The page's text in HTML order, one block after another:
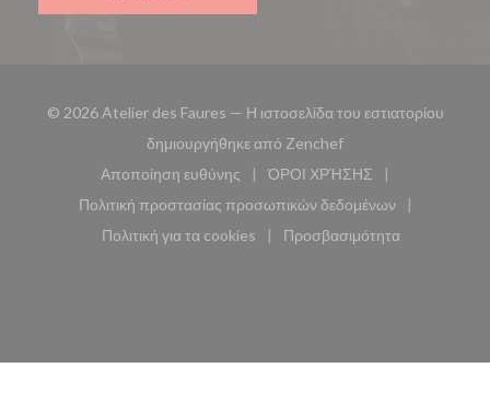
© 2026 Atelier des Faures — Η ιστοσελίδα του εστιατορίου
δημιουργήθηκε από Zenchef((ανοίγει σε νέο
Αποποίηση ευθύνης
((ανοίγει σε νέο παράθυρο))
ΌΡΟΙ ΧΡΉΣΗΣ
((ανοίγει σε νέο
Πολιτική προστασίας προσωπικών δεδομένων
((ανοίγει σε νέο παράθυρο))
Πολιτική για τα cookies
((ανοίγει σε νέο παράθυρο))
Προσβασιμότητα
((ανοίγει σε νέο